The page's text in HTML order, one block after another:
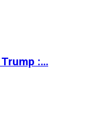
Trump :…